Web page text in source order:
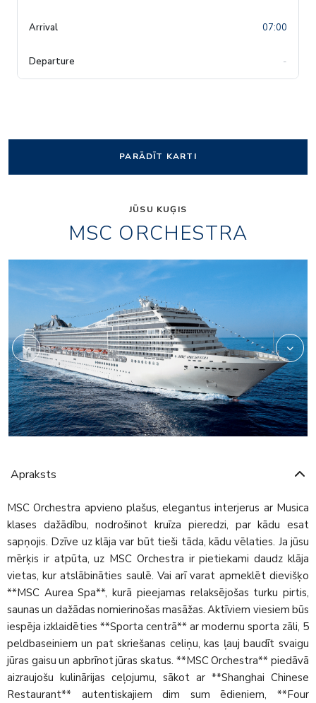
07:00
-
PARĀDĪT KARTI
JŪSU KUĢIS
MSC ORCHESTRA
Apraksts
MSC Orchestra apvieno plašus, elegantus interjerus ar Musica
klases dažādību, nodrošinot kruīza pieredzi, par kādu esat
sapņojis. Dzīve uz klāja var būt tieši tāda, kādu vēlaties. Ja jūsu
mērķis ir atpūta, uz MSC Orchestra ir pietiekami daudz klāja
vietas, kur atslābināties saulē. Vai arī varat apmeklēt dievišķo
**MSC Aurea Spa**, kurā pieejamas relaksējošas turku pirtis,
saunas un dažādas nomierinošas masāžas. Aktīviem viesiem būs
iespēja izklaidēties **Sporta centrā** ar modernu sporta zāli, 5
peldbaseiniem un pat skriešanas celiņu, kas ļauj baudīt svaigu
jūras gaisu un apbrīnot jūras skatus. **MSC Orchestra** piedāvā
aizraujošu kulinārijas ceļojumu, sākot ar **Shanghai Chinese
Restaurant** autentiskajiem dim sum ēdieniem, **Four